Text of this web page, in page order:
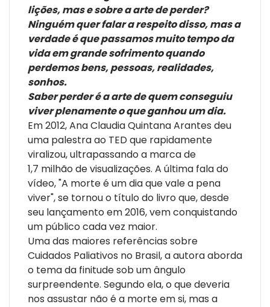
devemos aceitar nossa essência para que o fim seja
apenas o término natural de uma caminhada.
Completamente revista e ampliada, esta edição é uma
bela ode à vida e à humanidade.
EDIÇÃO BRASILEIRA
lições, mas e sobre a arte de perder?
Ninguém quer falar a respeito disso, mas a
verdade é que passamos muito tempo da
vida em grande sofrimento quando
perdemos bens, pessoas, realidades,
sonhos.
Saber perder é a arte de quem conseguiu
viver plenamente o que ganhou um dia.
Em 2012, Ana Claudia Quintana Arantes deu
uma palestra ao TED que rapidamente
viralizou, ultrapassando a marca de
1,7 milhão de visualizações. A última fala do
vídeo, "A morte é um dia que vale a pena
viver", se tornou o título do livro que, desde
seu lançamento em 2016, vem conquistando
um público cada vez maior.
Uma das maiores referências sobre
Cuidados Paliativos no Brasil, a autora aborda
o tema da finitude sob um ângulo
surpreendente. Segundo ela, o que deveria
nos assustar não é a morte em si, mas a